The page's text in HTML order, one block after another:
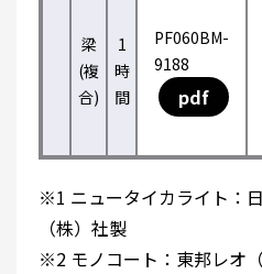
梁
(複
合)
1
時
間
PF060BM-
9188
pdf
※1 ニュータイカライト：
（株）社製
※2 モノコート：東邦レオ